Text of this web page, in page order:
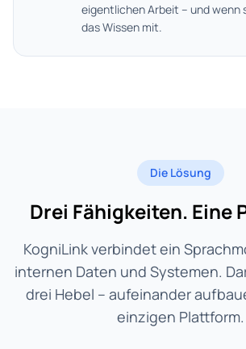
eigentlichen Arbeit – und wenn
das Wissen mit.
Die Lösung
Drei Fähigkeiten. Eine
KogniLink verbindet ein
internen Daten und Systemen.
drei Hebel – aufeinander
einzigen Plattform.